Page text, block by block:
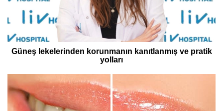
Güneş lekelerinden korunmanın kanıtlanmış ve pratik
yolları